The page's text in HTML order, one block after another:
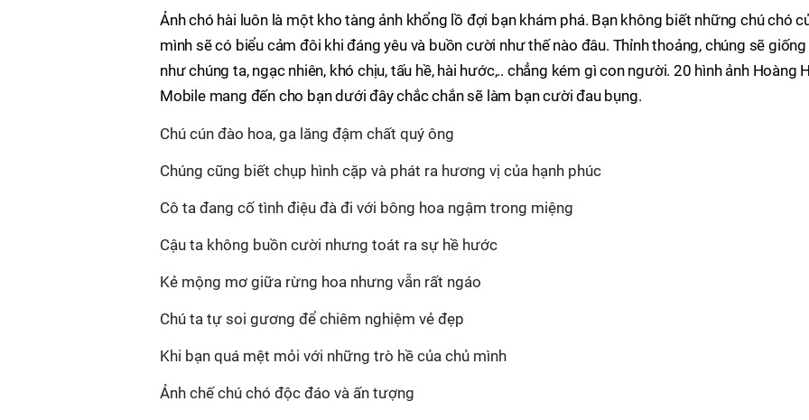
Ảnh chó hài luôn là một kho tàng ảnh khổng lồ đợi bạn khám phá. Bạn không biết những chú chó
mình sẽ có biểu cảm đôi khi đáng yêu và buồn cười như thế nào đâu. Thỉnh thoảng, chúng sẽ giống
như chúng ta, ngạc nhiên, khó chịu, tấu hề, hài hước,.. chẳng kém gì con người. 20 hình ảnh Hoàng
Mobile mang đến cho bạn dưới đây chắc chắn sẽ làm bạn cười đau bụng.
Chú cún đào hoa, ga lăng đậm chất quý ông
Chúng cũng biết chụp hình cặp và phát ra hương vị của hạnh phúc
Cô ta đang cố tình điệu đà đi với bông hoa ngậm trong miệng
Cậu ta không buồn cười nhưng toát ra sự hề hước
Kẻ mộng mơ giữa rừng hoa nhưng vẫn rất ngáo
Chú ta tự soi gương để chiêm nghiệm vẻ đẹp
Khi bạn quá mệt mỏi với những trò hề của chủ mình
Ảnh chế chú chó độc đáo và ấn tượng